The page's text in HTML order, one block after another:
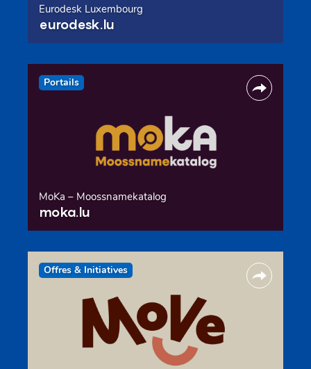
Eurodesk Luxembourg
eurodesk.lu
Portails
MoKa – Moossnamekatalog
moka.lu
Offres & Initiatives